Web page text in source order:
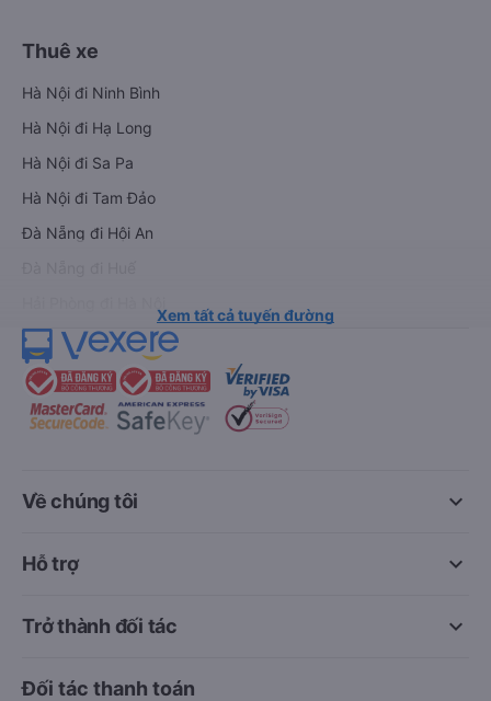
Thuê xe
Hà Nội đi Ninh Bình
Hà Nội đi Hạ Long
Hà Nội đi Sa Pa
Hà Nội đi Tam Đảo
Đà Nẵng đi Hội An
Xem tất cả tuyến đường
keyboard_arrow_down
Về chúng tôi
keyboard_arrow_down
Hỗ trợ
keyboard_arrow_down
Trở thành đối tác
Đối tác thanh toán